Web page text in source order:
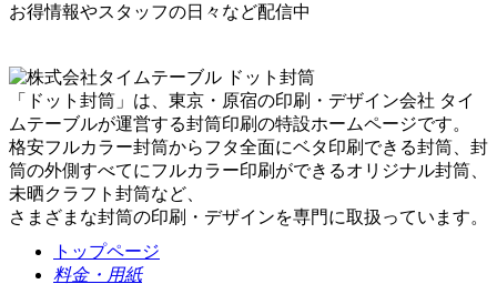
お得情報やスタッフの日々など配信中
「ドット封筒」は、東京・原宿の印刷・デザイン会社 タイ
ムテーブルが運営する封筒印刷の特設ホームページです。
格安フルカラー封筒からフタ全面にベタ印刷できる封筒、封
筒の外側すべてにフルカラー印刷ができるオリジナル封筒、
未晒クラフト封筒など、
さまざまな封筒の印刷・デザインを専門に取扱っています。
トップページ
料金・用紙